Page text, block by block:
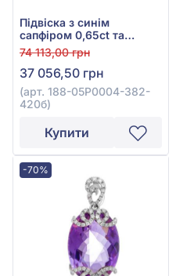
Підвіска з синім
сапфіром 0,65ct та
діамантами 0,11ct із
білого золота 750°, арт.
188-05P0004-382-420б
74 113,00 грн
37 056,50 грн
(арт. 188-05P0004-382-
420б)
Купити
-70%